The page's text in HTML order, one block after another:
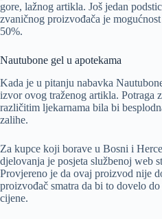
gore, lažnog artikla. Još jedan
zvaničnog proizvođača je
50%.
Nautubone gel u apotekama
Kada je u pitanju nabavka
izvor ovog traženog artikla. Potraga
različitim ljekarnama bila bi
zalihe.
Za kupce koji borave u Bosni i
djelovanja je posjeta službenoj web
Provjereno je da ovaj proizvod nije
proizvođač smatra da bi to dovelo
cijene.